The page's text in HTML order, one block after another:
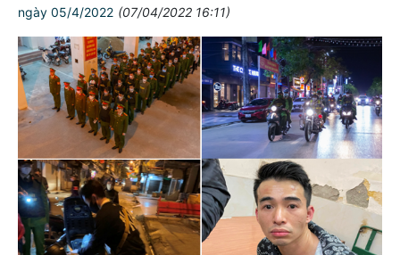
ngày 05/4/2022 (07/04/2022 16:11)